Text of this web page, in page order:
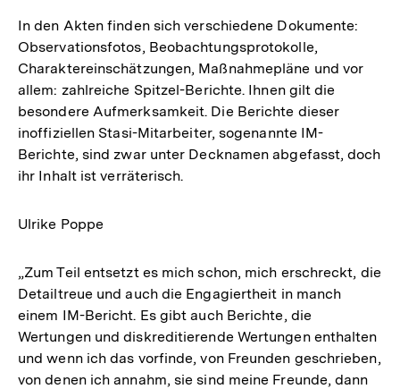
In den Akten finden sich verschiedene Dokumente:
Observationsfotos, Beobachtungsprotokolle,
Charaktereinschätzungen, Maßnahmepläne und vor
allem: zahlreiche Spitzel-Berichte. Ihnen gilt die
besondere Aufmerksamkeit. Die Berichte dieser
inoffiziellen Stasi-Mitarbeiter, sogenannte IM-
Berichte, sind zwar unter Decknamen abgefasst, doch
ihr Inhalt ist verräterisch.
Ulrike Poppe
„Zum Teil entsetzt es mich schon, mich erschreckt, die
Detailtreue und auch die Engagiertheit in manch
einem IM-Bericht. Es gibt auch Berichte, die
Wertungen und diskreditierende Wertungen enthalten
und wenn ich das vorfinde, von Freunden geschrieben,
von denen ich annahm, sie sind meine Freunde, dann